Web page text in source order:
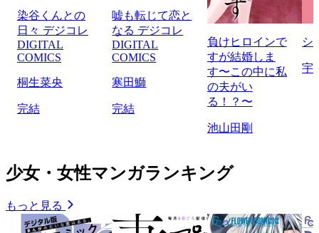
染谷くんとの
日々 デジコレ
DIGITAL
COMICS
桐生菜央
完結
嘘も転じて恋と
なる デジコレ
DIGITAL
COMICS
寒田鰤
完結
負けヒロインで
すが結婚しま
す〜この中に私
の夫がい
る！？〜
池山田剛
シ
宇
少女・女性マンガランキング
もっと見る